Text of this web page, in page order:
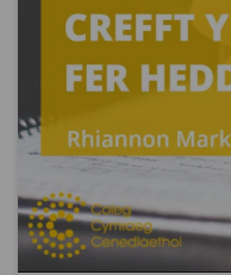
3.6K
Tagiau
Cymraeg
Trafodaeth gyfoes ar
Cyflwynir
cyhoeddi ym maes y
diwethaf sef Fflur
Caryl Lewis, Llŷr Gwyn
mwyn taflu goleuni ar
ei hystyried heddiw.